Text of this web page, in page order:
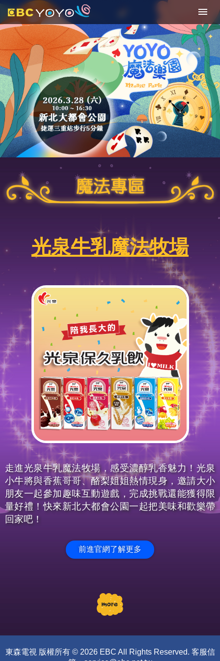
光泉牛乳魔法牧場
走進光泉牛乳魔法牧場，感受濃醇乳香魅力！光泉
小牛將與香蕉哥哥、酪梨姐姐熱情現身，邀請大小
朋友一起參加趣味互動遊戲，完成挑戰還能獲得限
量好禮！快來新北大都會公園一起把美味和歡樂帶
回家吧！
前進官網了解更多
東森電視 版權所有 © 2026 EBC All Rights Reserved. 客服信